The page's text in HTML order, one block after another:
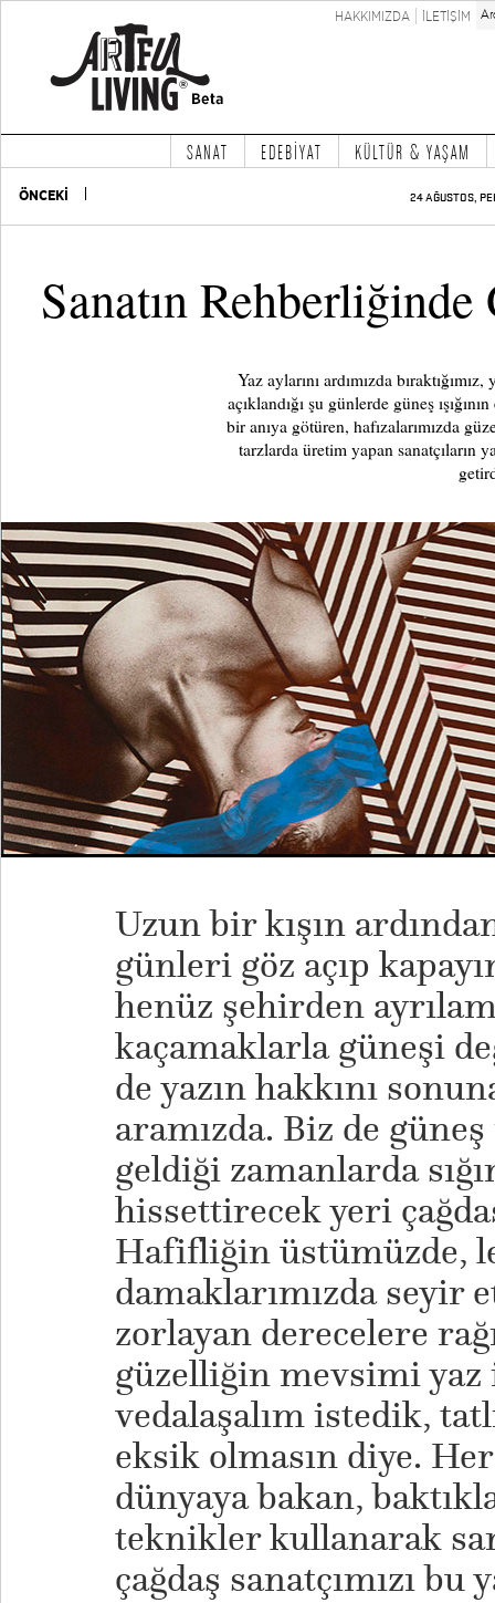
HAKKIMIZDA İLETİŞİM
SANAT EDEBİYAT KÜLTÜR & YAŞAM
ÖNCEKİ 24 AĞUSTOS,
Sanatın Rehberliğinde
Yaz aylarını ardımızda
açıklandığı şu günlerde güneş
bir anıya götüren, hafızalarımızda
tarzlarda üretim yapan sanatçıların
Uzun bir kışın
günleri göz açıp
henüz şehirden
kaçamaklarla güneşi
de yazın hakkını
aramızda. Biz de güneş
geldiği zamanlarda
hissettirecek yeri
Hafifliğin üstümüzde,
damaklarımızda
zorlayan derecelere
güzelliğin mevsimi yaz
vedalaşalım istedik,
eksik olmasın diye.
dünyaya bakan,
teknikler kullanarak
çağdaş sanatçımızı bu